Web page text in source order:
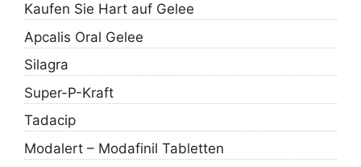
Kaufen Sie Hart auf Gelee
Apcalis Oral Gelee
Silagra
Super-P-Kraft
Tadacip
Modalert – Modafinil Tabletten